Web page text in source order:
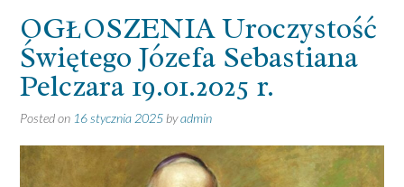
OGŁOSZENIA Uroczystość
Świętego Józefa Sebastiana
Pelczara 19.01.2025 r.
Posted on 16 stycznia 2025 byadmin